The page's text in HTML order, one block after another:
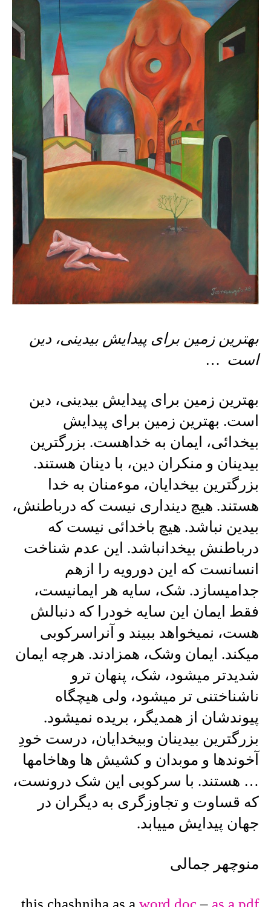
بهترین زمین برای پیدایش بیدینی، دین
است …
بهترین زمین برای پیدایش بیدینی، دین
است. بهترین زمین برای پیدایش
بیخدائی، ایمان به خداهست. بزرگترین
بیدینان و منکران دین، با دینان هستند.
بزرگترین بیخدایان، موءمنان به خدا
هستند. هیچ دینداری نیست که درباطنش،
بیدین نباشد. هیچ باخدائی نیست که
درباطنش بیخدانباشد. این عدم شناخت
انسانست که این دورویه را ازهم
جدامیسازد. شک، سایه هر ایمانیست،
فقط ایمان این سایه خودرا که دنبالش
هست، نمیخواهد ببیند و آنراسرکوبی
میکند. ایمان وشک، همزادند. هرچه ایمان
شدیدتر میشود، شک، پنهان ترو
ناشناختنی تر میشود، ولی هیچگاه
پیوندشان از همدیگر، بریده نمیشود.
بزرگترین بیدینان وبیخدایان، درست خودِ
آخوندها و موبدان و کشیش ها وهاخامها
… هستند. با سرکوبی این شک درونست،
که قساوت و تجاوزگری به دیگران در
جهان پیدایش مییابد.
منوچهر جمالی